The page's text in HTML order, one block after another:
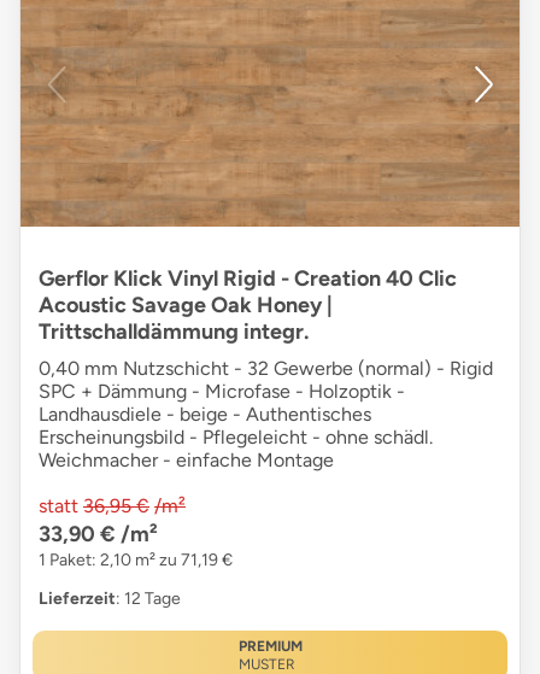
Gerflor Klick Vinyl Rigid - Creation 40 Clic
Acoustic Savage Oak Honey |
Trittschalldämmung integr.
0,40 mm Nutzschicht - 32 Gewerbe (normal) - Rigid
SPC + Dämmung - Microfase - Holzoptik -
Landhausdiele - beige - Authentisches
Erscheinungsbild - Pflegeleicht - ohne schädl.
Weichmacher - einfache Montage
statt 36,95 € /m²
33,90 € /m²
1 Paket: 2,10 m² zu 71,19 €
Lieferzeit: 12 Tage
PREMIUM
MUSTER